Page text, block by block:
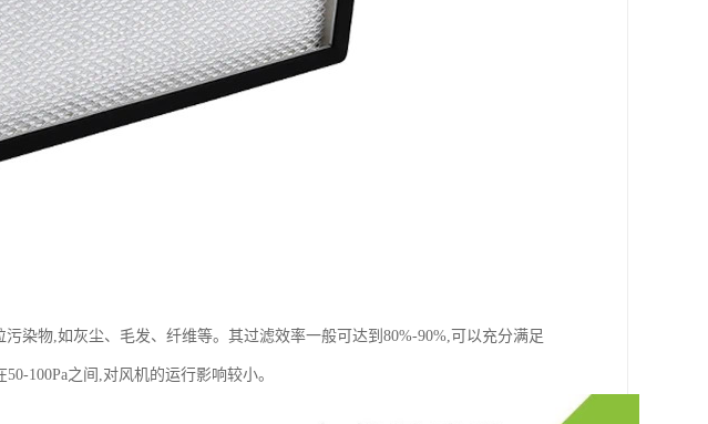
染物,如灰尘、毛发、纤维等。其过滤效率一般可达到80%-90%,可以充分满足
100Pa之间,对风机的运行影响较小。